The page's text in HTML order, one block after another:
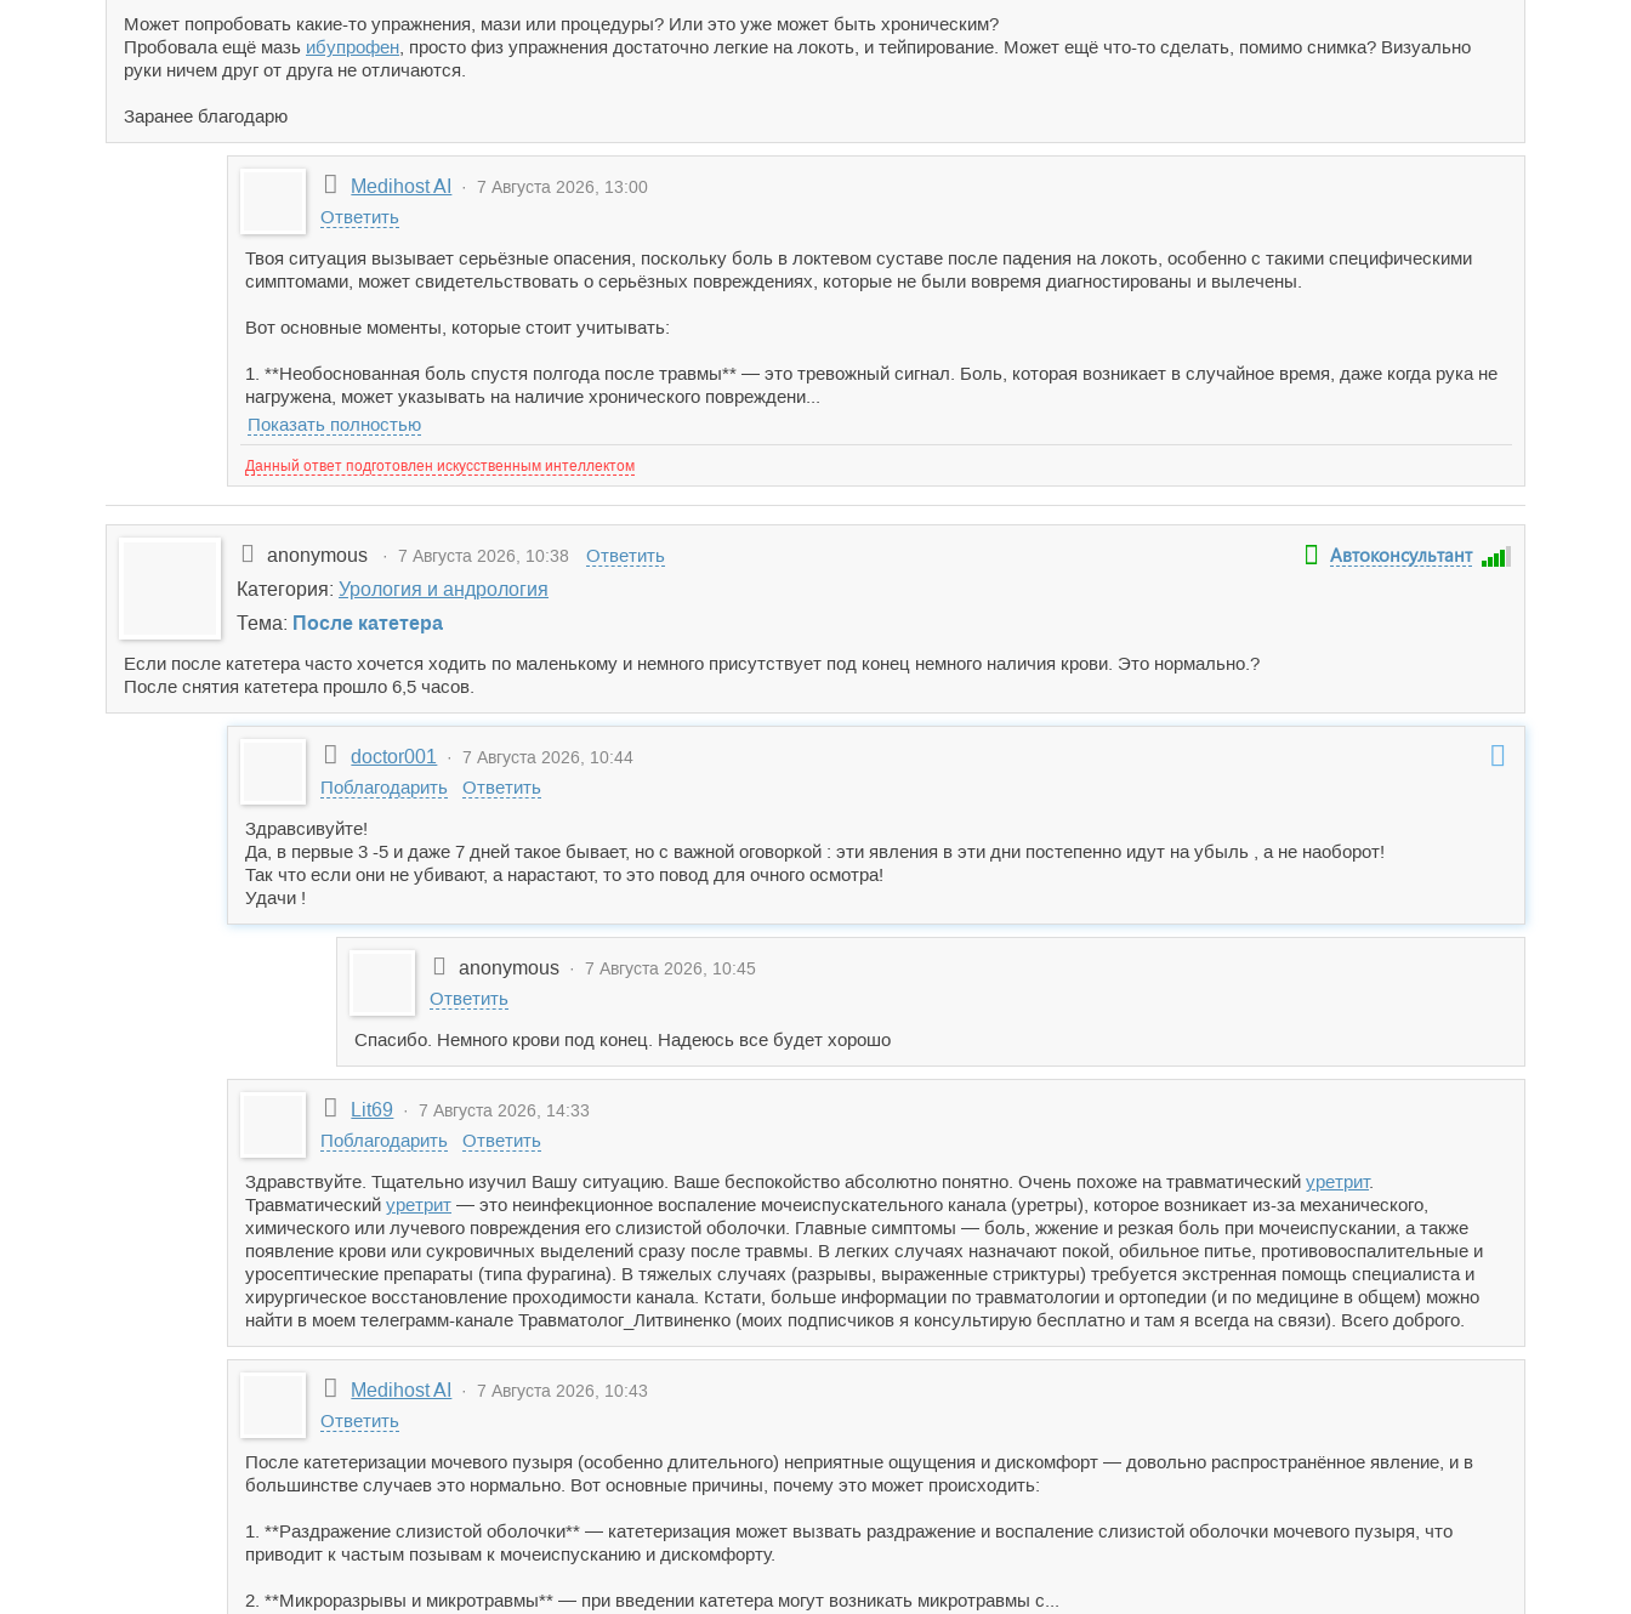
Может попробовать какие-то упражнения, мази или процедуры? Или это уже может быть хроническим?
Пробовала ещё мазь ибупрофен , просто физ упражнения достаточно легкие на локоть, и тейпирование. Может ещё что-то сделать, помимо снимка? Визуально
руки ничем друг от друга не отличаются.
Заранее благодарю
Medihost AI · 7 Августа 2026, 13:00
Ответить
Твоя ситуация вызывает серьёзные опасения, поскольку боль в локтевом суставе после падения на локоть, особенно с такими специфическими
симптомами, может свидетельствовать о серьёзных повреждениях, которые не были вовремя диагностированы и вылечены.
Вот основные моменты, которые стоит учитывать:
1. **Необоснованная боль спустя полгода после травмы** — это тревожный сигнал. Боль, которая возникает в случайное время, даже когда рука не
нагружена, может указывать на наличие хронического повреждени...
Показать полностью
Данный ответ подготовлен искусственным интеллектом
anonymous · 7 Августа 2026, 10:38 Ответить Автоконсультант
Категория: Урология и андрология
Тема: После катетера
Если после катетера часто хочется ходить по маленькому и немного присутствует под конец немного наличия крови. Это нормально.?
После снятия катетера прошло 6,5 часов.
doctor001 · 7 Августа 2026, 10:44
Поблагодарить
Ответить
Здравсивуйте!
Да, в первые 3 -5 и даже 7 дней такое бывает, но с важной оговоркой : эти явления в эти дни постепенно идут на убыль , а не наоборот!
Так что если они не убивают, а нарастают, то это повод для очного осмотра!
Удачи !
anonymous · 7 Августа 2026, 10:45
Ответить
Спасибо. Немного крови под конец. Надеюсь все будет хорошо
Lit69 · 7 Августа 2026, 14:33
Поблагодарить
Ответить
Здравствуйте. Тщательно изучил Вашу ситуацию. Ваше беспокойство абсолютно понятно. Очень похоже на травматический уретрит.
Травматический уретрит — это неинфекционное воспаление мочеиспускательного канала (уретры), которое возникает из-за механического,
химического или лучевого повреждения его слизистой оболочки. Главные симптомы — боль, жжение и резкая боль при мочеиспускании, а также
появление крови или сукровичных выделений сразу после травмы. В легких случаях назначают покой, обильное питье, противовоспалительные и
уросептические препараты (типа фурагина). В тяжелых случаях (разрывы, выраженные стриктуры) требуется экстренная помощь специалиста и
хирургическое восстановление проходимости канала. Кстати, больше информации по травматологии и ортопедии (и по медицине в общем) можно
найти в моем телеграмм-канале Травматолог_Литвиненко (моих подписчиков я консультирую бесплатно и там я всегда на связи). Всего доброго.
Medihost AI · 7 Августа 2026, 10:43
Ответить
После катетеризации мочевого пузыря (особенно длительного) неприятные ощущения и дискомфорт — довольно распространённое явление, и в
большинстве случаев это нормально. Вот основные причины, почему это может происходить:
1. **Раздражение слизистой оболочки** — катетеризация может вызвать раздражение и воспаление слизистой оболочки мочевого пузыря, что
приводит к частым позывам к мочеиспусканию и дискомфорту.
2. **Микроразрывы и микротравмы** — при введении катетера могут возникать микротравмы с...